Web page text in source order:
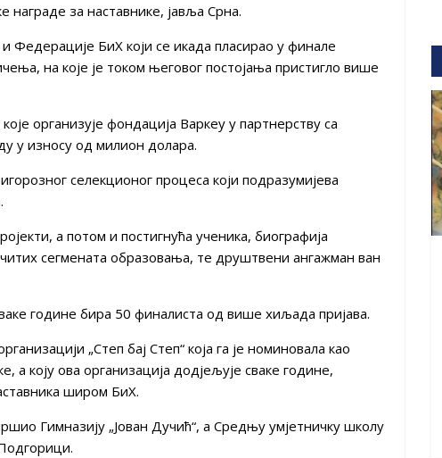
награде за наставнике, јавља Срна.
Федерације БиХ који се икада пласирао у финале
на које је током његовог постојања пристигло више
организује фондација Варкеу у партнерству са
у износу од милион долара.
селекционог процеса који подразумијева
а потом и постигнућа ученика, биографија
сегмената образовања, те друштвени ангажман ван
године бира 50 финалиста од више хиљада пријава.
„Степ бај Степ“ која га је номиновала као
а коју ова организација додјељује сваке године,
широм БиХ.
Гимназију „Јован Дучић“, а Средњу умјетничку школу